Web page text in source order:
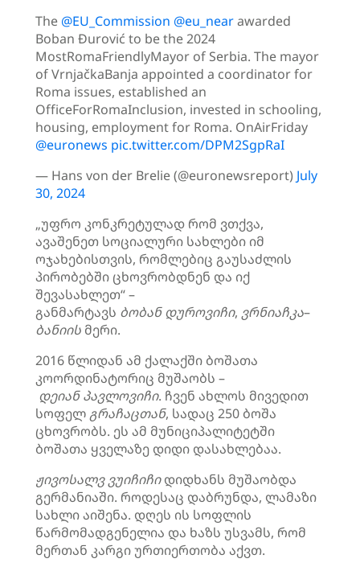
The @EU_Commission @eu_nearawarded
Boban Đurović to be the 2024
MostRomaFriendlyMayor of Serbia. The mayor
of VrnjačkaBanja appointed a coordinator for
Roma issues, established an
OfficeForRomaInclusion, invested in schooling,
housing, employment for Roma. OnAirFriday
@euronews pic.twitter.com/DPM2SgpRaI
— Hans von der Brelie (@euronewsreport) July
30, 2024
„უფრო კონკრეტულად რომ ვთქვა,
ავაშენეთ სოციალური სახლები იმ
ოჯახებისთვის, რომლებიც გაუსაძლის
პირობებში ცხოვრობდნენ და იქ
შევასახლეთ“ –
განმარტავს ბობან დუროვიჩი, ვრნიაჩკა–
ბანიის მერი.
2016 წლიდან ამ ქალაქში ბოშათა
კოორდინატორიც მუშაობს –
დეიან პავლოვიჩი. ჩვენ ახლოს მივედით
სოფელ გრაჩაცთან, სადაც 250 ბოშა
ცხოვრობს. ეს ამ მუნიციპალიტეტში
ბოშათა ყველაზე დიდი დასახლებაა.
ჟივოსალვ ვუიჩიჩიდიდხანს მუშაობდა
გერმანიაში. როდესაც დაბრუნდა, ლამაზი
სახლი აიშენა. დღეს ის სოფლის
წარმომადგენელია და ხაზს უსვამს, რომ
მერთან კარგი ურთიერთობა აქვთ.